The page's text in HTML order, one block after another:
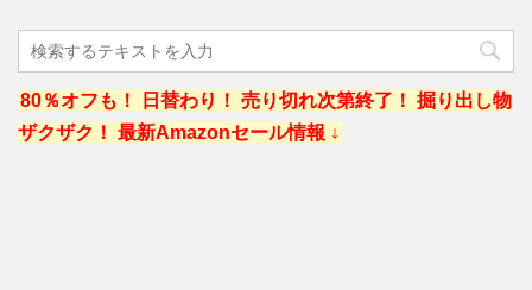
80％オフも！ 日替わり！ 売り切れ次第終了！ 掘り出し物
ザクザク！ 最新Amazonセール情報 ↓